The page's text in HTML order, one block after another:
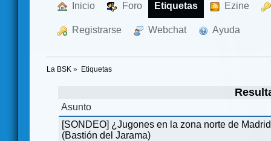
Inicio Foro Etiquetas Ezine
Registrarse Webchat Ayuda
La BSK » Etiquetas
Asunto
[SONDEO] ¿Jugones en la zona norte de
(Bastión del Jarama)